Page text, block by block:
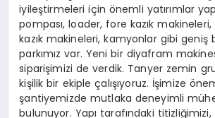
iyileştirmeleri için önemli yatırımlar
pompası, loader, fore kazık
kazık makineleri, kamyonlar gibi geniş
parkımız var. Yeni bir diyafram
siparişimizi de verdik. Tanyer zemin
kişilik bir ekiple çalışıyoruz. İşimize
şantiyemizde mutlaka deneyimli
bulunuyor. Yapı tarafındaki